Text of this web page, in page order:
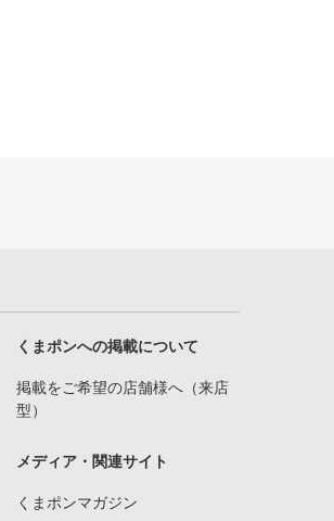
くまポンへの掲載について
掲載をご希望の店舗様へ（来店
型）
メディア・関連サイト
くまポンマガジン